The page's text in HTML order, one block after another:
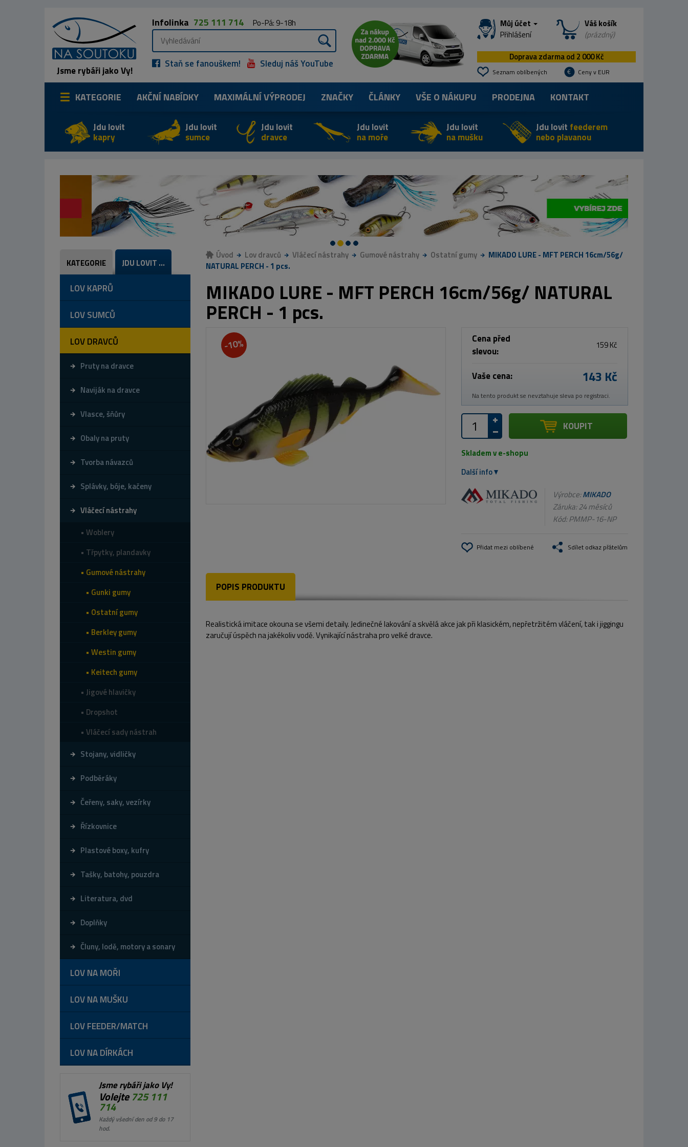
Jsme rybáři jako Vy!
Infolinka 725 111 714 Po-Pá: 9-18h
Staň se fanouškem! Sleduj náš YouTube
Můj účet
Přihlášení
Váš košík
(prázdný)
Doprava zdarma od 2 000 Kč
Seznam oblíbených Ceny v EUR
KATEGORIE AKČNÍ NABÍDKY MAXIMÁLNÍVÝPRODEJ ZNAČKY ČLÁNKY VŠE O NÁKUPU PRODEJNA KONTAKT
Jdu lovit
kapry
Jdu lovit
sumce
Jdu lovit
dravce
Jdu lovit
na moře
Jdu lovit
na mušku
Jdu lovit feederem
nebo plavanou
KATEGORIE JDU LOVIT ...
LOV KAPRŮ
LOV SUMCŮ
LOV DRAVCŮ
Pruty na dravce
Naviják na dravce
Vlasce, šňůry
Obaly na pruty
Tvorba návazců
Splávky, bóje, kačeny
Vláčecí nástrahy
Woblery
Třpytky, plandavky
Gumové nástrahy
Gunki gumy
Ostatní gumy
Berkley gumy
Westin gumy
Keitech gumy
Jigové hlavičky
Dropshot
Vláčecí sady nástrah
Stojany, vidličky
Podběráky
Čeřeny, saky, vezírky
Řízkovnice
Plastové boxy, kufry
Tašky, batohy, pouzdra
Literatura, dvd
Doplňky
Čluny, lodě, motory a sonary
LOV NA MOŘI
LOV NA MUŠKU
LOV FEEDER/MATCH
LOV NA DÍRKÁCH
Jsme rybáři jako Vy!
Volejte725 111
714
Každý všední den od 9 do 17
hod.
Úvod Lov dravců Vláčecí nástrahy Gumové nástrahy Ostatní gumy
MIKADO LURE - MFT PERCH 16cm/56g/
NATURAL PERCH - 1 pcs.
MIKADO LURE - MFT PERCH 16cm/56g/ NATURAL
PERCH - 1 pcs.
-10%
Cena před
slevou:
159 Kč
Vaše cena: 143 Kč
Na tento produkt se nevztahuje sleva po registraci.
KOUPIT
Skladem v e-shopu
Další info
Výrobce:MIKADO
Záruka: 24 měsíců
Kód:PMMP-16-NP
Přidat mezi oblíbené Sdílet odkaz přátelům
POPIS PRODUKTU
Realistická imitace okouna se všemi detaily. Jedinečné lakování a skvělá akce jak při klasickém, nepřetržitém vláčení, tak i jiggingu
zaručují úspěch na jakékoliv vodě. Vynikající nástraha pro velké dravce.